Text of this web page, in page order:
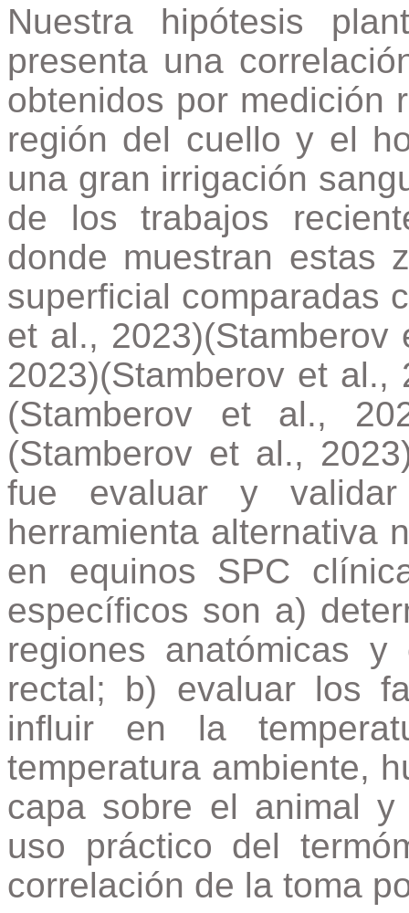
Nuestra hipótesis
presenta una
obtenidos por medición
región del cuello y el
una gran irrigación
de los trabajos
donde muestran estas
superficial comparadas
et al.,
2023)(Stamberov et al.,
(Stamberov et al.,
(Stamberov et al.,
fue evaluar y
herramienta alternativa
en equinos SPC
específicos son a)
regiones anatómicas
rectal; b) evaluar los
influir en la
temperatura ambiente,
capa sobre el animal
uso práctico del
correlación de la toma